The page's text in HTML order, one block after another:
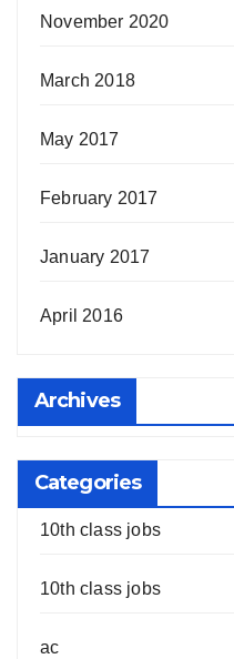
November 2020
March 2018
May 2017
February 2017
January 2017
April 2016
Archives
Categories
10th class jobs
10th class jobs
ac